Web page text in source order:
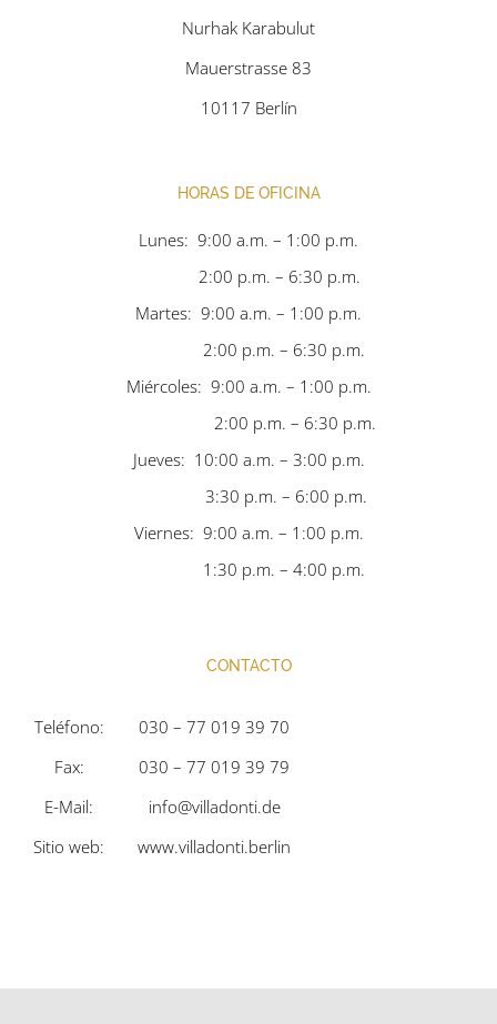
Nurhak Karabulut
Mauerstrasse 83
10117 Berlín
HORAS DE OFICINA
Lunes: 9:00 a.m. – 1:00 p.m.
2:00 p.m. – 6:30 p.m.
Martes: 9:00 a.m. – 1:00 p.m.
2:00 p.m. – 6:30 p.m.
Miércoles: 9:00 a.m. – 1:00 p.m.
2:00 p.m. – 6:30 p.m.
Jueves: 10:00 a.m. – 3:00 p.m.
3:30 p.m. – 6:00 p.m.
Viernes: 9:00 a.m. – 1:00 p.m.
1:30 p.m. – 4:00 p.m.
CONTACTO
Teléfono:
Fax:
E-Mail:
Sitio web:
030 – 77 019 39 70
030 – 77 019 39 79
info@villadonti.de
www.villadonti.berlin